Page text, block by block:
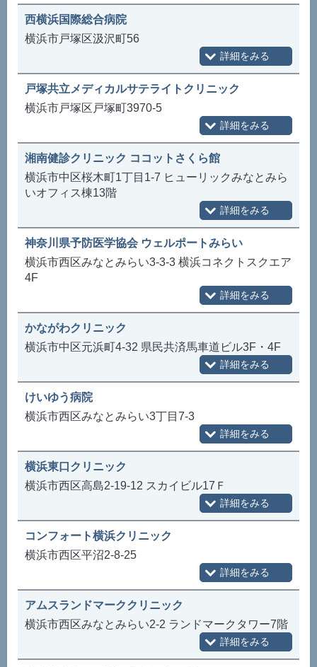
西横浜国際総合病院
横浜市戸塚区汲沢町56
戸塚共立メディカルサテライトクリニック
横浜市戸塚区戸塚町3970-5
湘南健診クリニック ココットさくら館
横浜市中区桜木町1丁目1-7 ヒューリックみなとみら
いオフィス棟13階
神奈川県予防医学協会 ウェルポートみらい
横浜市西区みなとみらい3-3-3 横浜コネクトスクエア
4F
かながわクリニック
横浜市中区元浜町4-32 県民共済馬車道ビル3F・4F
けいゆう病院
横浜市西区みなとみらい3丁目7-3
横浜東口クリニック
横浜市西区高島2-19-12 スカイビル17Ｆ
コンフォート横浜クリニック
横浜市西区平沼2-8-25
アムスランドマーククリニック
横浜市西区みなとみらい2-2 ランドマークタワー7階